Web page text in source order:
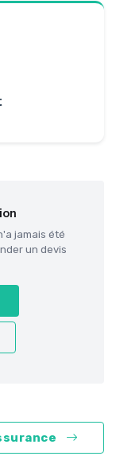
jamais été
un devis